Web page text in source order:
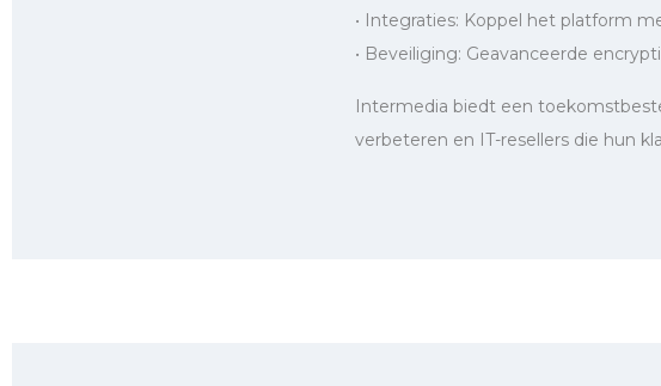
• Integraties: Koppel het platform
• Beveiliging: Geavanceerde
Intermedia biedt een
verbeteren en IT-resellers die hun